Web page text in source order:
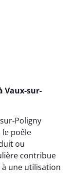
Vaux-sur-
Poligny
le poêle
ou
contribue
une utilisation